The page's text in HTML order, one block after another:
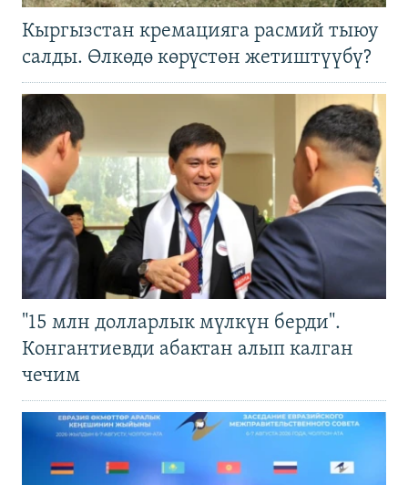
Кыргызстан кремацияга расмий тыюу
салды. Өлкөдө көрүстөн жетиштүүбү?
"15 млн долларлык мүлкүн берди".
Конгантиевди абактан алып калган
чечим